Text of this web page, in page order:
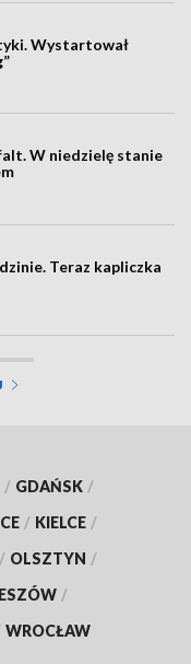
Wystartował
W niedzielę stanie
Teraz kapliczka
/ GDAŃSK /
/ KIELCE /
/ OLSZTYN /
/
WROCŁAW